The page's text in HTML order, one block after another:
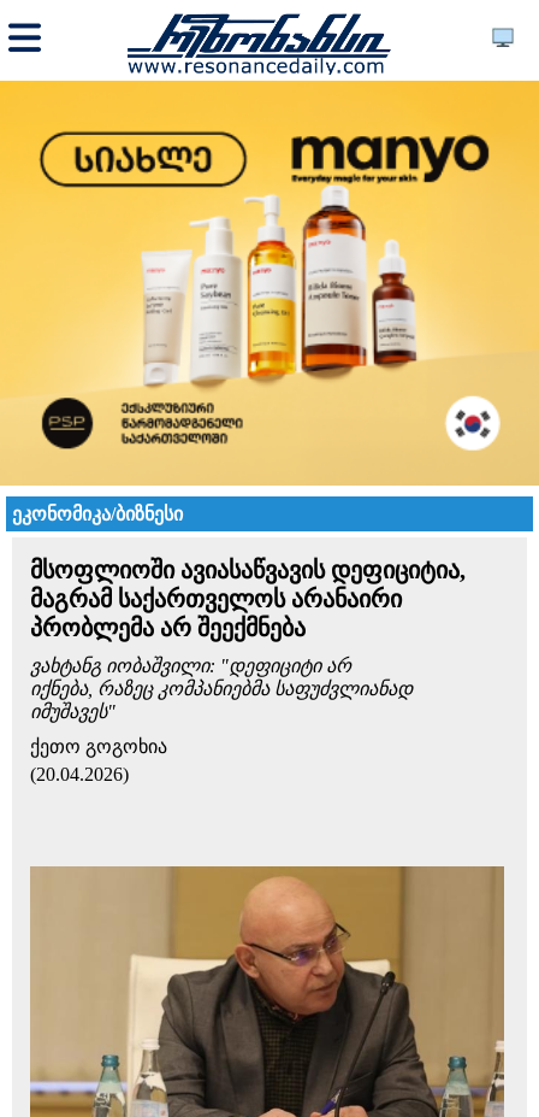
ეკონომიკა/ბიზნესი
მსოფლიოში ავიასაწვავის დეფიციტია,
მაგრამ საქართველოს არანაირი
პრობლემა არ შეექმნება
ვახტანგ იობაშვილი: "დეფიციტი არ
იქნება, რაზეც კომპანიებმა საფუძვლიანად
იმუშავეს"
ქეთო გოგოხია
(20.04.2026)